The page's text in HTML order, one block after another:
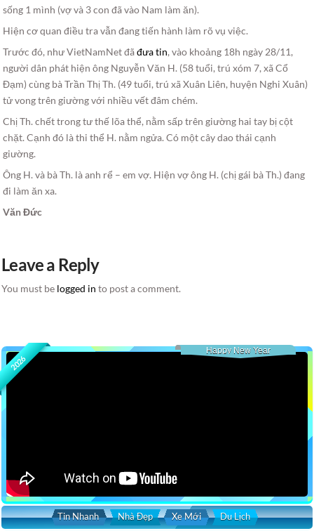
sống 1 mình (vợ và 3 con đã vào Nam làm ăn).
Hiện cơ quan điều tra vẫn đang tiến hành làm rõ vụ việc.
Trước đó, như VietNamNet đãđưa tin, vào khoảng 18h ngày 28/11,
người dân phát hiện ông Nguyễn Văn H. (58 tuổi, trú xóm 7, xã Cổ
Đạm) cùng bà Trần Thị Th. (49 tuổi, trú xã Xuân Liên, huyện Nghi Xuân)
tử vong trên giường với nhiều vết đâm chém.
Chị Th. chết trong tư thế lõa thể, nằm sấp trên giường hai tay bị cột
chặt. Cạnh đó là thi thể H. nằm ngửa. Có một cây dao thái cạnh
giường.
Ông H. và bà Th. là anh rể – em vợ. Hiện vợ ông H. (chị gái bà Th.) đang
đi làm ăn xa.
Văn Đức
Leave a Reply
You must be logged in to post a comment.
2026
Happy New Year
Tin Nhanh Nhà Đẹp Xe Mới Du Lịch